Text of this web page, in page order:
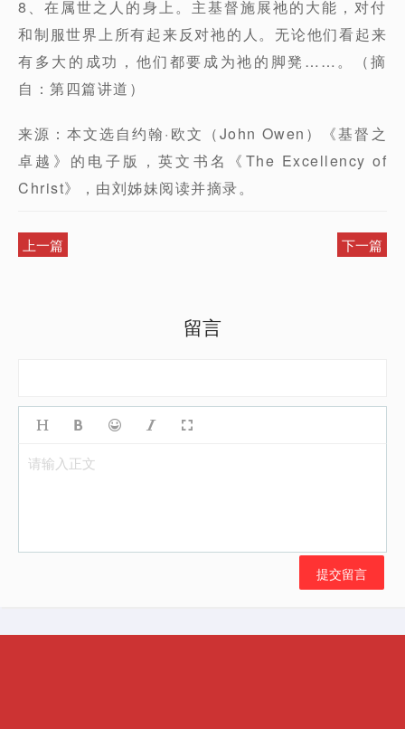
8、在属世之人的身上。主基督施展祂的大能，对付
和制服世界上所有起来反对祂的人。无论他们看起来
有多大的成功，他们都要成为祂的脚凳……。（摘
自：第四篇讲道）
来源：本文选自约翰·欧文（John Owen）《基督之
卓越》的电子版，英文书名《The Excellency of
Christ》，由刘姊妹阅读并摘录。
上一篇 下一篇
留言
请输入正文
提交留言